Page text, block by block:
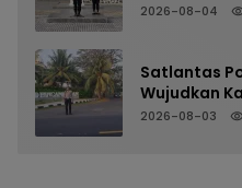
2026-08-04
Satlantas
Wujudkan
Pelayanan
2026-08-03